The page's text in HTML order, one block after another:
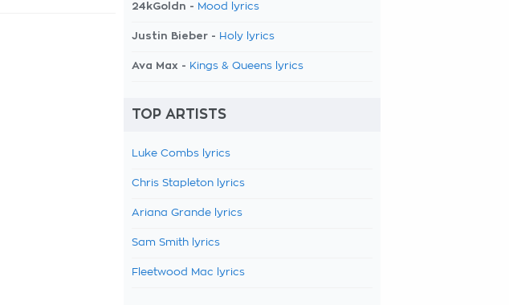
24kGoldn - Mood lyrics
Justin Bieber - Holy lyrics
Ava Max - Kings & Queens lyrics
TOP ARTISTS
Luke Combs lyrics
Chris Stapleton lyrics
Ariana Grande lyrics
Sam Smith lyrics
Fleetwood Mac lyrics